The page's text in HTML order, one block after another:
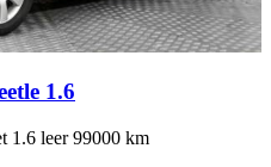
1.6
1.6 leer 99000 km